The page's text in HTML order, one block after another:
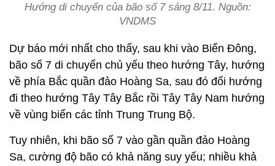
Hướng di chuyển của bão số 7 sáng 8/11. Nguồn:
VNDMS
Dự báo mới nhất cho thấy, sau khi vào Biển Đông,
bão số 7 di chuyển chủ yếu theo hướng Tây, hướng
về phía Bắc quần đảo Hoàng Sa, sau đó đổi hướng
đi theo hướng Tây Tây Bắc rồi Tây Tây Nam hướng
về vùng biển các tỉnh Trung Trung Bộ.
Tuy nhiên, khi bão số 7 vào gần quần đảo Hoàng
Sa, cường độ bão có khả năng suy yếu; nhiều khả